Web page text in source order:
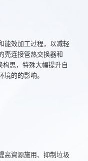
能效加工过程，以减轻
壳连接管热交换器和
构思，特殊大幅提升自
的的影响。
高資源施用、抑制垃圾